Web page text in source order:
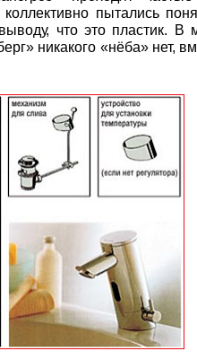
пытались
что это пластик. В
никакого «нёба» нет,